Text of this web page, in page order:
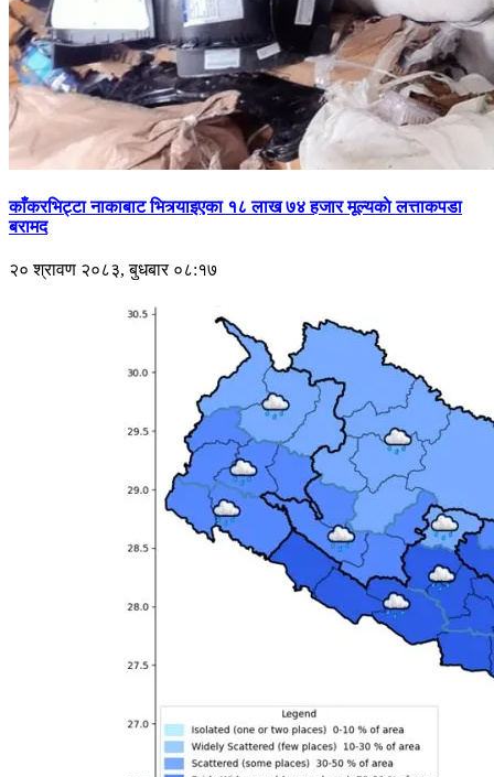
काँकरभिट्टा नाकाबाट भित्र्याइएका १८ लाख ७४ हजार मूल्यकाे लत्ताकपडा
बरामद
२० श्रावण २०८३, बुधबार ०८:१७